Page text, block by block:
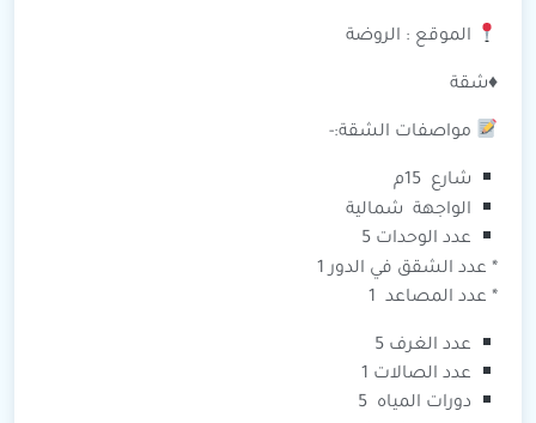
الموقع : الروضة
♦️شقة
مواصفات الشقة:-
شارع 15م
الواجهة شمالية
عدد الوحدات 5
* عدد الشقق في الدور 1
* عدد المصاعد 1
عدد الغرف 5
عدد الصالات 1
دورات المياه 5